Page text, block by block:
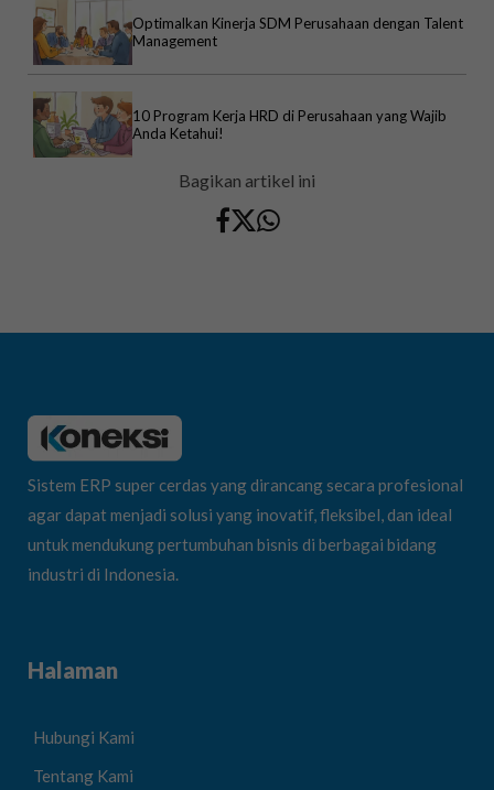
Optimalkan Kinerja SDM Perusahaan dengan Talent
Management
10 Program Kerja HRD di Perusahaan yang Wajib
Anda Ketahui!
Bagikan artikel ini
Sistem ERP super cerdas yang dirancang secara profesional
agar dapat menjadi solusi yang inovatif, fleksibel, dan ideal
untuk mendukung pertumbuhan bisnis di berbagai bidang
industri di Indonesia.
Halaman
Hubungi Kami
Tentang Kami